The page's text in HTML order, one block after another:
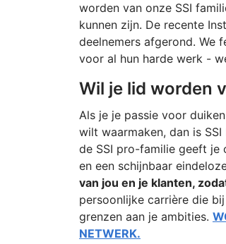
worden van onze SSI
kunnen zijn. De recente
deelnemers afgerond. We
voor al hun harde werk -
Wil je lid worden
Als je je passie voor
wilt waarmaken, dan is
de SSI pro-familie geeft je
en een schijnbaar
van jou en je klanten,
persoonlijke carrière die
grenzen aan je ambities.
NETWERK.